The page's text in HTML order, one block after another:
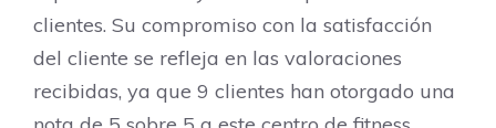
clientes. Su compromiso con la satisfacción
del cliente se refleja en las valoraciones
recibidas, ya que 9 clientes han otorgado una